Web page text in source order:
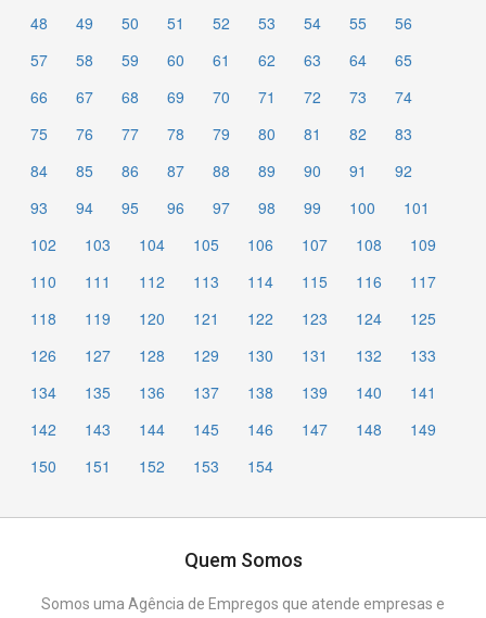
48
49 50 51 52 53 54 55
56
57
58 59 60 61 62 63 64
65
66
67 68 69 70 71 72 73
74
75
76 77 78 79 80 81 82
83
84
85 86 87 88 89 90 91
92
93
94 95 96 97 98 99 100
101
102
103 104 105 106 107 108
109
110
111 112 113 114 115 116
117
118
119 120 121 122 123 124
125
126
127 128 129 130 131 132
133
134
135 136 137 138 139 140
141
142
143 144 145 146 147 148
149
150
151 152 153 154
Quem Somos
Somos uma Agência de Empregos que atende empresas e